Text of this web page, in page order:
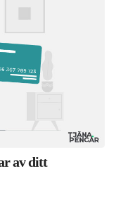
av ditt